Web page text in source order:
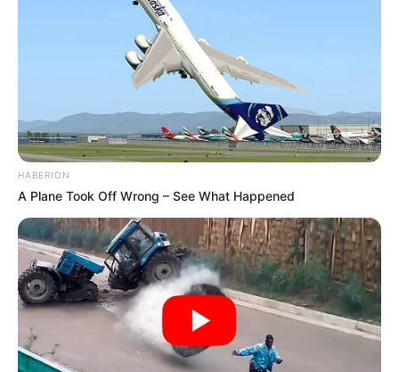
HABERION
A Plane Took Off Wrong – See What Happened